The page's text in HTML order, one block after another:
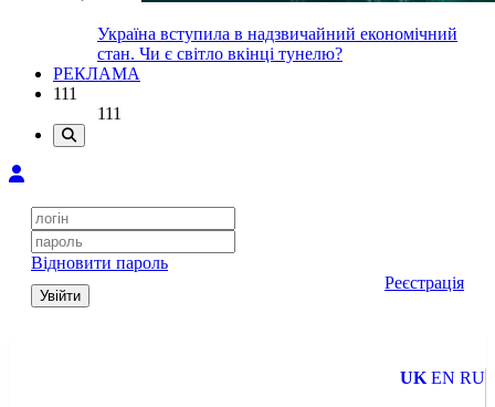
Україна вступила в надзвичайний економічний
стан. Чи є світло вкінці тунелю?
РЕКЛАМА
111
111
Відновити пароль
Увійти
Реєстрація
UK EN RU